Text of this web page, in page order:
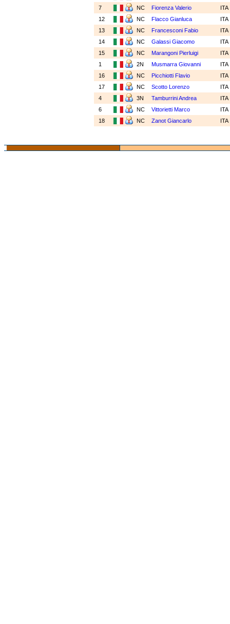
7
NC Fiorenza Valerio
ITA
12
NC Flacco Gianluca
ITA
13
NC Francesconi Fabio
ITA
14
NC Galassi Giacomo
ITA
15
NC Marangoni Pierluigi
ITA
1
2N Musmarra Giovanni
ITA
16
NC Picchiotti Flavio
ITA
17
NC Scotto Lorenzo
ITA
4
3N Tamburrini Andrea
ITA
6
NC Vittorietti Marco
ITA
18
NC Zanot Giancarlo ITA